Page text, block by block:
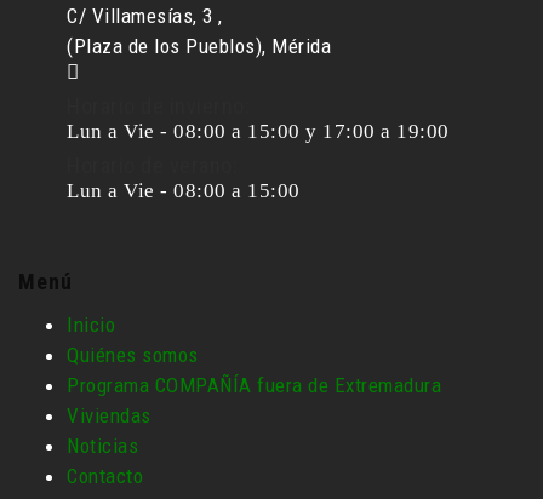
C/ Villamesías, 3 ,
(Plaza de los Pueblos), Mérida
Lun a Vie - 08:00 a 15:00 y 17:00 a 19:00
Lun a Vie - 08:00 a 15:00
Menú
Inicio
Quiénes somos
Programa COMPAÑÍA fuera de Extremadura
Viviendas
Noticias
Contacto